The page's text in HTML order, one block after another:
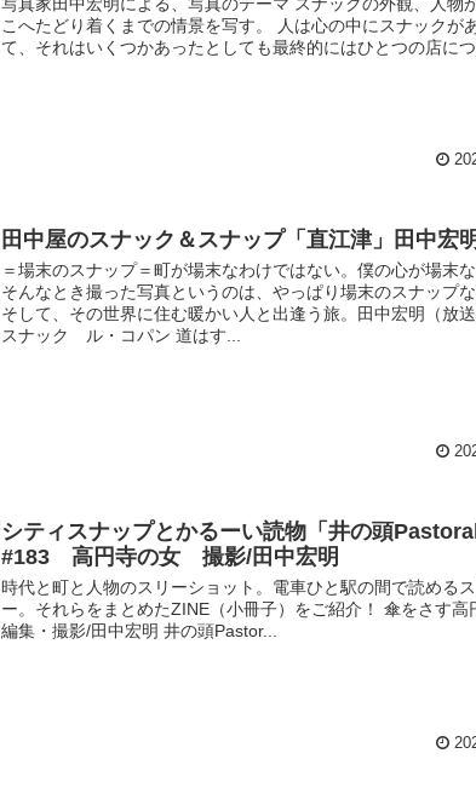
こへたどり着くまでの情景を写す。 人は心の中にスナックが
て、それはいくつかあったとしても最終的にはひとつの店につ
田中屋のスナック＆スナップ「直江津」田中宏明
＝場末のスナップ＝町が場末なわけではない。僕の心が場末な
そんなとき撮った写真というのは、やっぱり場末のスナップな
そして、その世界に住む暖かい人と出逢う旅。田中宏明（放
スナック ル・コパン 道はす...
シティスナップとかるーい読物「井の頭Pastoral
#183 高円寺の女 撮影/田中宏明
時代と町と人物のスリーショット。電車ひと駅の間で読める
ー。それらをまとめたZINE（小冊子）をご紹介！ 傘をさす高
編集・撮影/田中宏明 井の頭Pastor...